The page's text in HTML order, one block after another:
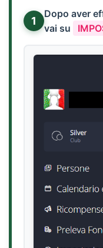
1
Dopo aver
vai su